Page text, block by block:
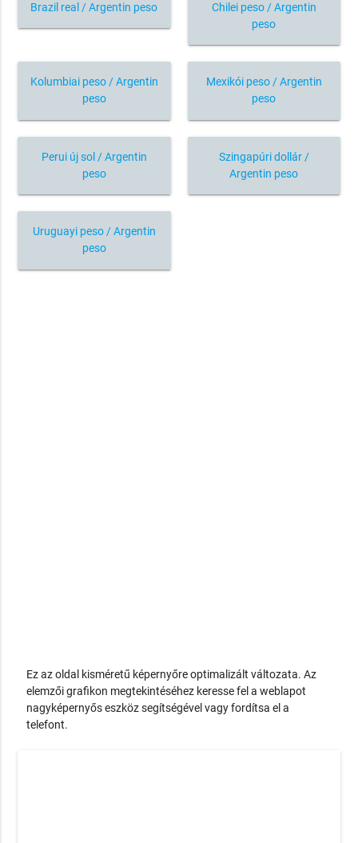
Brazil real / Argentin peso
Chilei peso / Argentin
peso
Kolumbiai peso / Argentin
peso
Mexikói peso / Argentin
peso
Perui új sol / Argentin
peso
Szingapúri dollár /
Argentin peso
Uruguayi peso / Argentin
peso
Ez az oldal kisméretű képernyőre optimalizált változata. Az
elemzői grafikon megtekintéséhez keresse fel a weblapot
nagyképernyős eszköz segítségével vagy fordítsa el a
telefont.